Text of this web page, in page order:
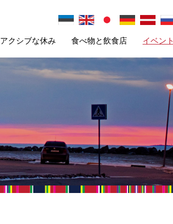
アクシブな休み 食べ物と飲食店 イベント